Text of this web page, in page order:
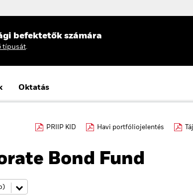
befektetők számára
típusát
Oktatás
PRIIP KID Havi portfóliojelentés
Bond Fund